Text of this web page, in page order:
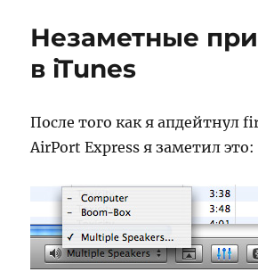
от
Канадского
Незаметные
в iTunes
После того как я апдейтнул
AirPort Express я заметил это: